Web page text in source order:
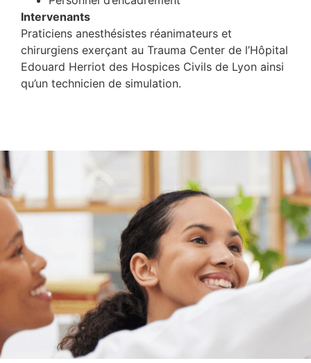
Intervenants
Praticiens anesthésistes réanimateurs et
chirurgiens exerçant au Trauma Center de l’Hôpital
Edouard Herriot des Hospices Civils de Lyon ainsi
qu’un technicien de simulation.